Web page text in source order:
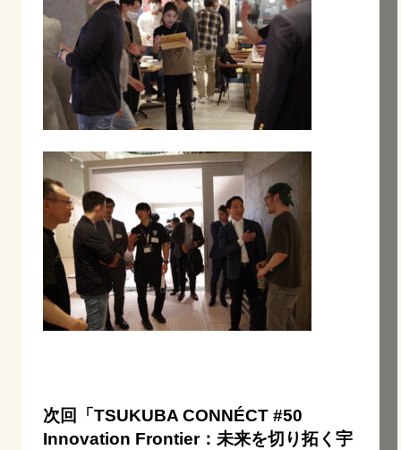
次回「TSUKUBA CONNÉCT #50
Innovation Frontier：未来を切り拓く宇